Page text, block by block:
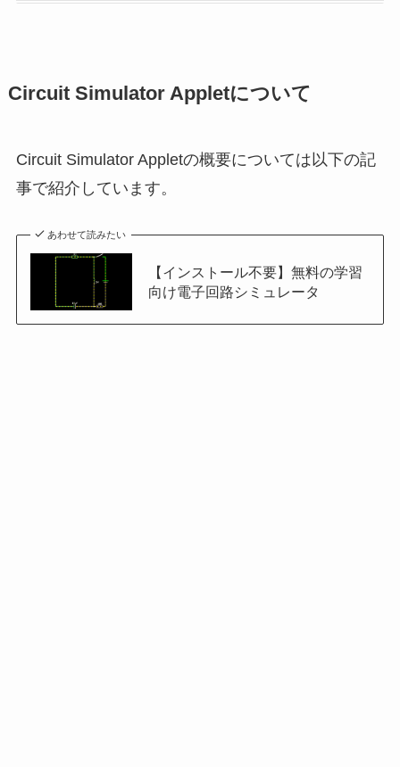
Circuit Simulator Appletについて
Circuit Simulator Appletの概要については以下の記
事で紹介しています。
あわせて読みたい
【インストール不要】無料の学習
向け電子回路シミュレータ